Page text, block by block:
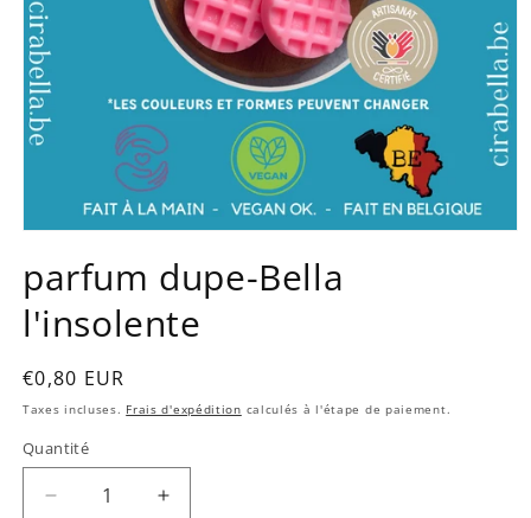
média
1
dans
une
parfum dupe-Bella
l'insolente
Prix
habituel
€0,80 EUR
Taxes incluses. Frais d'expédition calculés à l'étape de paiement.
Quantité
Quantité
Réduire
Augmenter